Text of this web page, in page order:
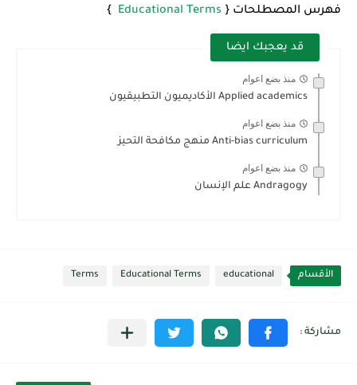
فهرس المصطلحات { Educational Terms
}
قد يعجبك ايضا
منذ بضع اعوام
Applied academics الأكاديميون التطبيقيون
منذ بضع اعوام
Anti-bias curriculum منهج مكافحة التحيز
منذ بضع اعوام
Andragogy علم الإنسان
الأقسام educational
Educational Terms
Terms